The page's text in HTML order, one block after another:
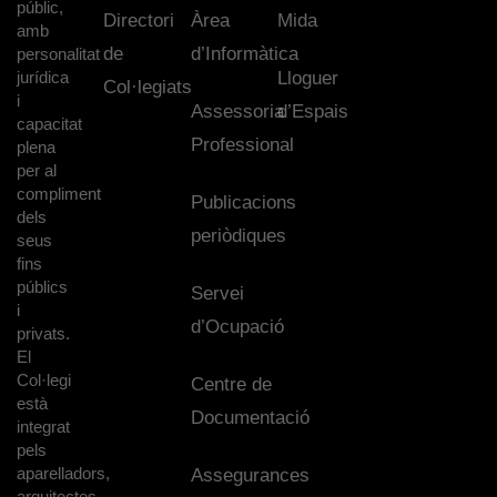
públic,
amb
personalitat
jurídica
i
capacitat
plena
per al
compliment
dels
seus
fins
públics
i
privats.
El
Col·legi
està
integrat
pels
aparelladors,
Directori
de
Col·legiats
Àrea
d’Informàtica
Assessoria
Professional
Publicacions
periòdiques
Servei
d’Ocupació
Centre de
Documentació
Assegurances
Mida
Lloguer
d’Espais